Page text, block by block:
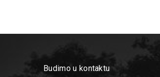
Budimo u kontaktu